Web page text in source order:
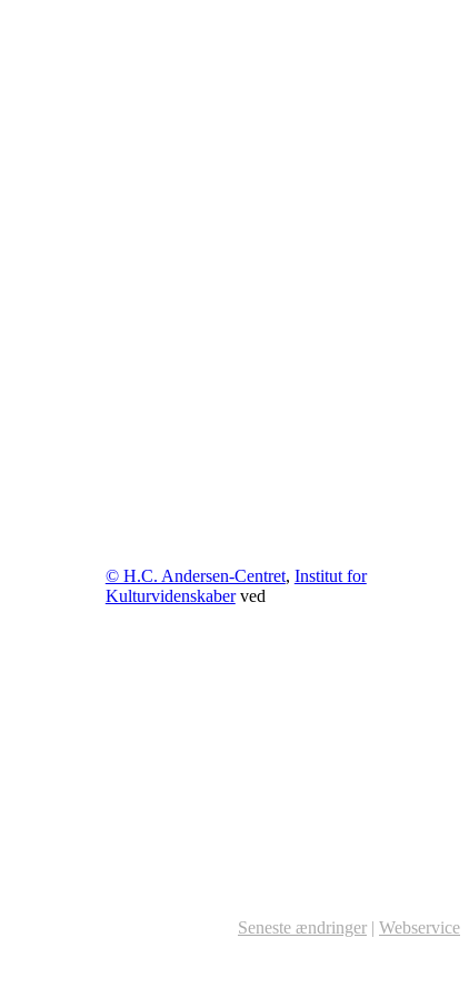
© H.C. Andersen-Centret, Institut for
Kulturvidenskaberved
Seneste ændringer | Webservice